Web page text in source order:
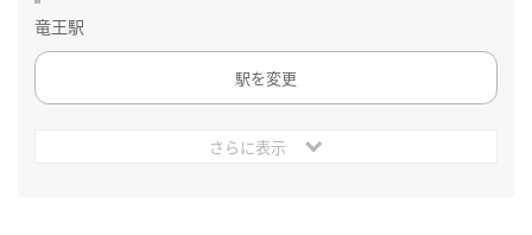
竜王駅
駅を変更
さらに表示